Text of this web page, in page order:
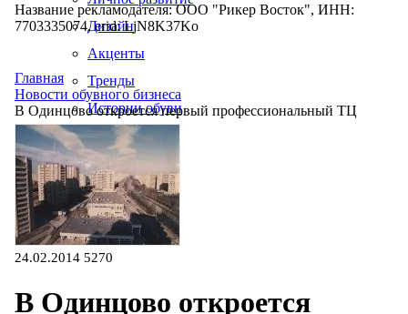
Дизайн
Акценты
Тренды
Истории обуви
Производство
Название рекламодателя: ООО "Рикер Восток", ИНН:
7703335074, erid: LjN8K37Ko
Главная
Новости обувного бизнеса
В Одинцово откроется первый профессиональный ТЦ
24.02.2014 5270
В Одинцово откроется